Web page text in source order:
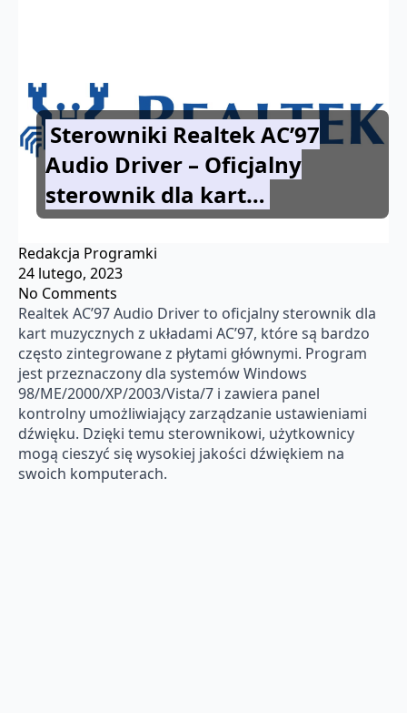
Sterowniki Realtek AC’97
Audio Driver – Oficjalny
sterownik dla kart…
Redakcja Programki
24 lutego, 2023
No Comments
Realtek AC’97 Audio Driver to oficjalny sterownik dla
kart muzycznych z układami AC’97, które są bardzo
często zintegrowane z płytami głównymi. Program
jest przeznaczony dla systemów Windows
98/ME/2000/XP/2003/Vista/7 i zawiera panel
kontrolny umożliwiający zarządzanie ustawieniami
dźwięku. Dzięki temu sterownikowi, użytkownicy
mogą cieszyć się wysokiej jakości dźwiękiem na
swoich komputerach.